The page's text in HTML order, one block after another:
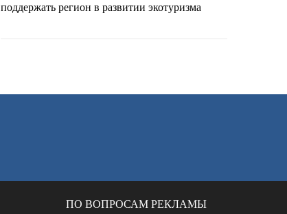
поддержать регион в развитии экотуризма
ПО ВОПРОСАМ РЕКЛАМЫ